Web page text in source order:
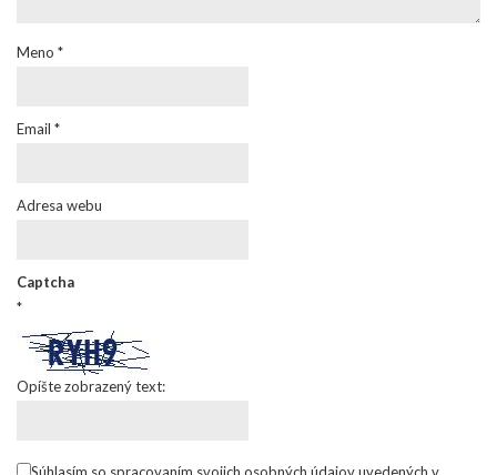
Meno *
Email *
Adresa webu
Captcha
*
Opíšte zobrazený text: